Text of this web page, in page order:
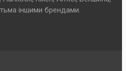
іншими брендами.